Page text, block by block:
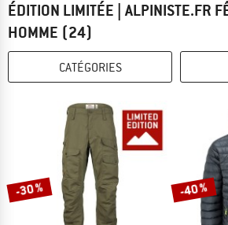
ÉDITION LIMITÉE | ALPINISTE.FR
HOMME (24)
CATÉGORIES
-30 % -40 %